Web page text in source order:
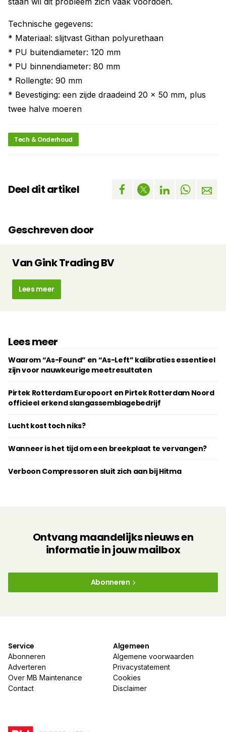
Technische gegevens:
* Materiaal: slijtvast Githan polyurethaan
* PU buitendiameter: 120 mm
* PU binnendiameter: 80 mm
* Rollengte: 90 mm
* Bevestiging: een zijde draadeind 20 x 50 mm, plus
twee halve moeren
Tech & Onderhoud
Deel dit artikel
Geschreven door
Van Gink Trading BV
Lees meer
Lees meer
Waarom “As-Found” en “As-Left” kalibraties essentieel
zijn voor nauwkeurige meetresultaten
Pirtek Rotterdam Europoort en Pirtek Rotterdam Noord
officieel erkend slangassemblagebedrijf
Lucht kost toch niks?
Wanneer is het tijd om een breekplaat te vervangen?
Verboon Compressoren sluit zich aan bij Hitma
Ontvang maandelijks nieuws en
informatie in jouw mailbox
Abonneren
Service
Abonneren
Adverteren
Over MB Maintenance
Contact
Algemeen
Algemene voorwaarden
Privacystatement
Cookies
Disclaimer